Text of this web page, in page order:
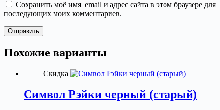
Сохранить моё имя, email и адрес сайта в этом браузере для
последующих моих комментариев.
Отправить
Похожие варианты
Скидка
Символ Рэйки черный (старый)